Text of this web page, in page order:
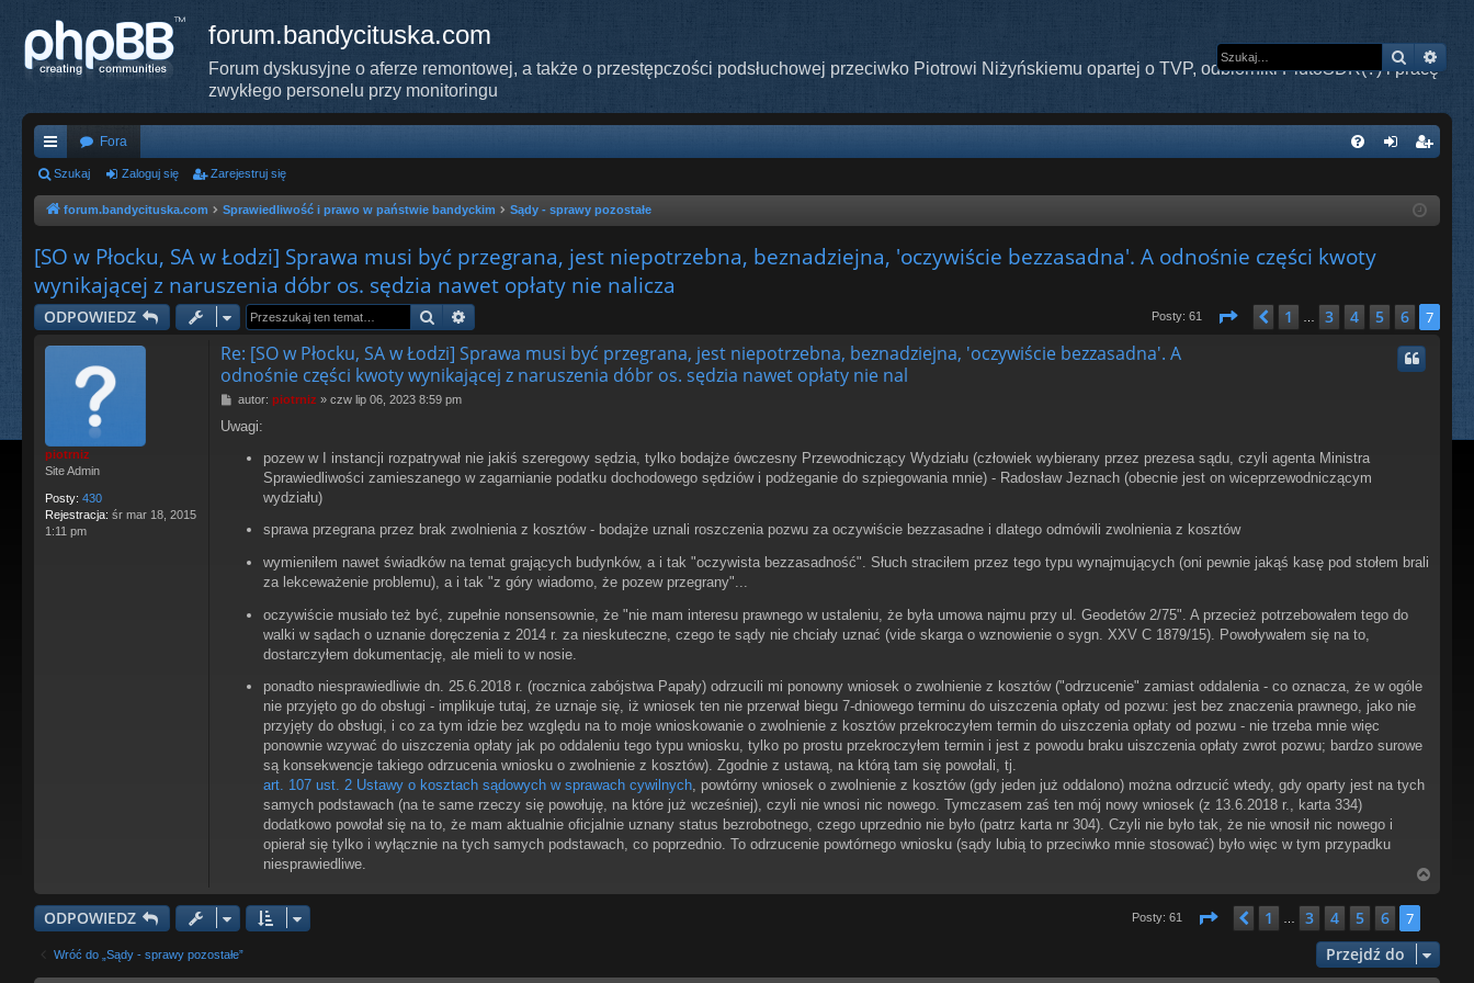
forum.bandycituska.com
Forum dyskusyjne o aferze remontowej, a także o przestępczości podsłuchowej przeciwko Piotrowi Niżyńskiemu opartej o TVP, odbiorniki PlutoSDR(?) i pracę
zwykłego personelu przy monitoringu
Szukaj
ię
ce
Fora
ę
ej
j
ę
Szukaj Zaloguj się Zarejestruj się
forum.bandycituska.com Sprawiedliwość i prawo w państwie bandyckim Sądy - sprawy pozostałe
[SO w Płocku, SA w Łodzi] Sprawa musi być przegrana, jest niepotrzebna, beznadziejna, 'oczywiście bezzasadna'. A odnośnie części kwoty
wynikającej z naruszenia dóbr os. sędzia nawet opłaty nie nalicza
ODPOWIEDZ Szukaj Posty: 61 Strona z 7
Poprzednia
1 3 4 5 6 7
piotrniz
Site Admin
Posty: 430
Rejestracja: śr mar 18, 2015
1:11 pm
Re: [SO w Płocku, SA w Łodzi] Sprawa musi być przegrana, jest niepotrzebna, beznadziejna, 'oczywiście bezzasadna'. A
odnośnie części kwoty wynikającej z naruszenia dóbr os. sędzia nawet opłaty nie nal
P
s
autor: piotrniz » czw lip 06, 2023 8:59 pm
Uwagi:
pozew w I instancji rozpatrywał nie jakiś szeregowy sędzia, tylko bodajże ówczesny Przewodniczący Wydziału (człowiek wybierany przez prezesa sądu, czyli agenta Ministra
Sprawiedliwości zamieszanego w zagarnianie podatku dochodowego sędziów i podżeganie do szpiegowania mnie) - Radosław Jeznach (obecnie jest on wiceprzewodniczącym
wydziału)
sprawa przegrana przez brak zwolnienia z kosztów - bodajże uznali roszczenia pozwu za oczywiście bezzasadne i dlatego odmówili zwolnienia z kosztów
wymieniłem nawet świadków na temat grających budynków, a i tak "oczywista bezzasadność". Słuch straciłem przez tego typu wynajmujących (oni pewnie jakąś kasę pod stołem brali
za lekceważenie problemu), a i tak "z góry wiadomo, że pozew przegrany"...
oczywiście musiało też być, zupełnie nonsensownie, że "nie mam interesu prawnego w ustaleniu, że była umowa najmu przy ul. Geodetów 2/75". A przecież potrzebowałem tego do
walki w sądach o uznanie doręczenia z 2014 r. za nieskuteczne, czego te sądy nie chciały uznać (vide skarga o wznowienie o sygn. XXV C 1879/15). Powoływałem się na to,
dostarczyłem dokumentację, ale mieli to w nosie.
ponadto niesprawiedliwie dn. 25.6.2018 r. (rocznica zabójstwa Papały) odrzucili mi ponowny wniosek o zwolnienie z kosztów ("odrzucenie" zamiast oddalenia - co oznacza, że w ogóle
nie przyjęto go do obsługi - implikuje tutaj, że uznaje się, iż wniosek ten nie przerwał biegu 7-dniowego terminu do uiszczenia opłaty od pozwu: jest bez znaczenia prawnego, jako nie
przyjęty do obsługi, i co za tym idzie bez względu na to moje wnioskowanie o zwolnienie z kosztów przekroczyłem termin do uiszczenia opłaty od pozwu - nie trzeba mnie więc
ponownie wzywać do uiszczenia opłaty jak po oddaleniu tego typu wniosku, tylko po prostu przekroczyłem termin i jest z powodu braku uiszczenia opłaty zwrot pozwu; bardzo surowe
są konsekwencje takiego odrzucenia wniosku o zwolnienie z kosztów). Zgodnie z ustawą, na którą tam się powołali, tj.
art. 107 ust. 2 Ustawy o kosztach sądowych w sprawach cywilnych, powtórny wniosek o zwolnienie z kosztów (gdy jeden już oddalono) można odrzucić wtedy, gdy oparty jest na tych
samych podstawach (na te same rzeczy się powołuję, na które już wcześniej), czyli nie wnosi nic nowego. Tymczasem zaś ten mój nowy wniosek (z 13.6.2018 r., karta 334)
dodatkowo powołał się na to, że mam aktualnie oficjalnie uznany status bezrobotnego, czego uprzednio nie było (patrz karta nr 304). Czyli nie było tak, że nie wnosił nic nowego i
opierał się tylko i wyłącznie na tych samych podstawach, co poprzednio. To odrzucenie powtórnego wniosku (sądy lubią to przeciwko mnie stosować) było więc w tym przypadku
niesprawiedliwe.
a
r
ę
ODPOWIEDZ Posty: 61 Strona z 7
Poprzednia
1 3 4 5 6 7
Wróć do „Sądy - sprawy pozostałe” Przejdź do